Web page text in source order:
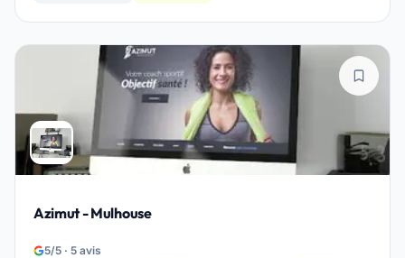
Azimut - Mulhouse
5/5 · 5 avis